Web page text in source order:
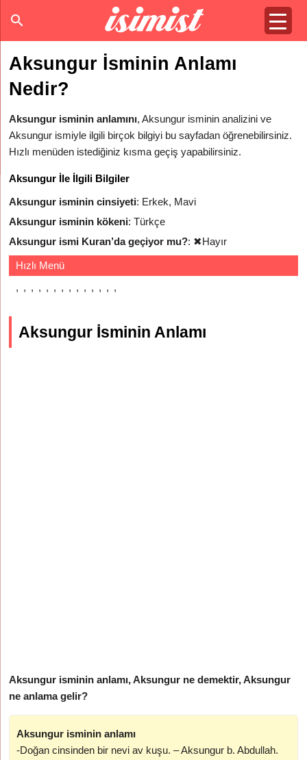
Aksungur İsminin Anlamı
Nedir?
Aksungur isminin anlamını, Aksungur isminin analizini ve
Aksungur ismiyle ilgili birçok bilgiyi bu sayfadan öğrenebilirsiniz.
Hızlı menüden istediğiniz kısma geçiş yapabilirsiniz.
Aksungur İle İlgili Bilgiler
Aksungur isminin cinsiyeti: Erkek, Mavi
Aksungur isminin kökeni: Türkçe
Aksungur ismi Kuran’da geçiyor mu?: ✖Hayır
Hızlı Menü
Aksungur İsminin Anlamı
Aksungur isminin anlamı, Aksungur ne demektir, Aksungur
ne anlama gelir?
Aksungur isminin anlamı
-Doğan cinsinden bir nevi av kuşu. – Aksungur b. Abdullah.